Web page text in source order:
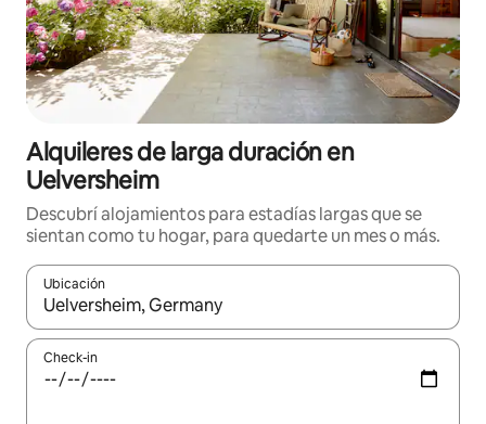
Alquileres de larga duración en
Uelversheim
Descubrí alojamientos para estadías largas que se
sientan como tu hogar, para quedarte un mes o más.
Ubicación
Cuando los resultados estén disponibles, navegá con las
Check-in